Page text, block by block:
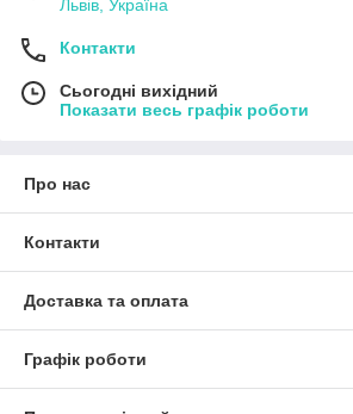
Львів, Україна
Контакти
Сьогодні вихідний
Показати весь графік роботи
Про нас
Контакти
Доставка та оплата
Графік роботи